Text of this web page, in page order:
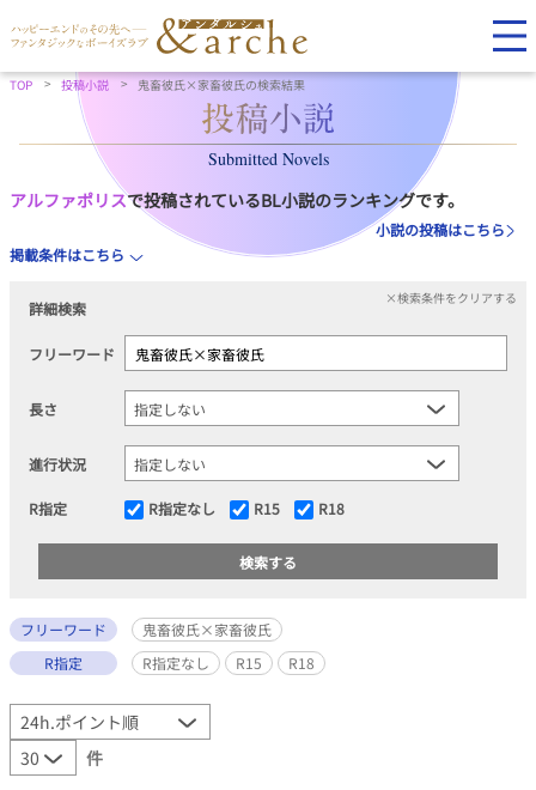
TOP 投稿小説 鬼畜彼氏×家畜彼氏の検索結果
Submitted Novels
アルファポリスで投稿されているBL小説のランキングです。
小説の投稿はこちら
掲載条件はこちら
詳細検索
×検索条件をクリアする
フリーワード
長さ
進行状況
R指定 R指定なし R15 R18
フリーワード
鬼畜彼氏×家畜彼氏
R指定
R指定なし R15 R18
件